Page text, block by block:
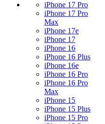
iPhone 17 Pro
iPhone 17 Pro
Max
iPhone 17e
iPhone 17
iPhone 16
iPhone 16 Plus
iPhone 16e
iPhone 16 Pro
iPhone 16 Pro
Max
iPhone 15
iPhone 15 Plus
iPhone 15 Pro